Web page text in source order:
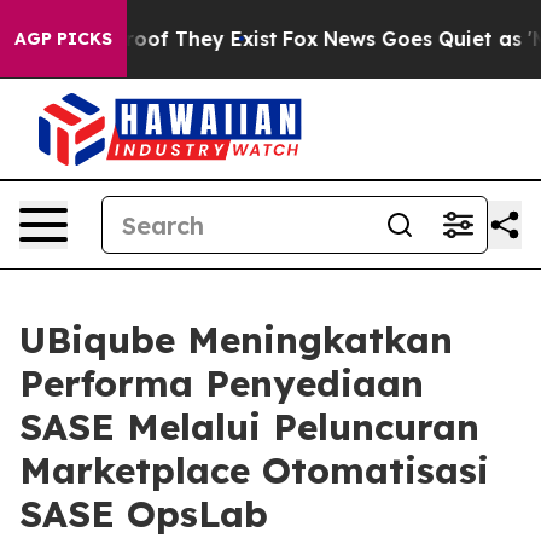
AGP PICKS
no Proof They Exist Fox News Goes Quiet as
UBiqube Meningkatkan
Performa Penyediaan
SASE Melalui Peluncuran
Marketplace Otomatisasi
SASE OpsLab